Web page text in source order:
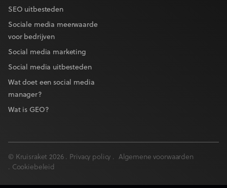
SEO uitbesteden
Sociale media meerwaarde
voor bedrijven
Social media marketing
Social media uitbesteden
Wat doet een social media
manager?
Wat is GEO?
© Kruisraket 2026 . Privacy policy . Algemene voorwaarden
. Cookiebeleid